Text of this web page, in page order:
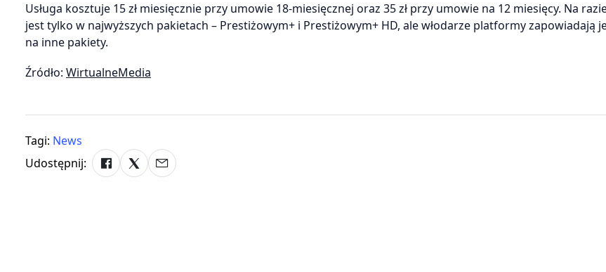
Usługa kosztuje 15 zł miesięcznie przy umowie 18-miesięcznej oraz 35 zł przy umowie na 12 miesięcy. Na
jest tylko w najwyższych pakietach – Prestiżowym+ i Prestiżowym+ HD, ale włodarze platformy zapowiadają
na inne pakiety.
Źródło: WirtualneMedia
Tagi: News
Udostępnij: